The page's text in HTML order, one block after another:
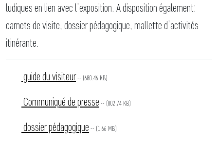
ludiques en lien avec l’exposition. A disposition également:
carnets de visite, dossier pédagogique, mallette d’activités
itinérante.
guide du visiteur-- (680.46 KB)
Communiqué de presse -- (802.74 KB)
dossier pédagogique -- (1.66 MB)